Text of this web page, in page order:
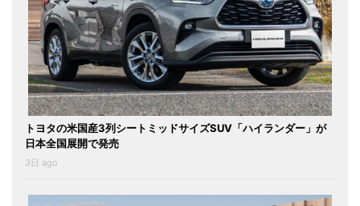
トヨタの米国産3列シートミッドサイズSUV「ハイランダー」が
日本全国展開で発売
3日 ago